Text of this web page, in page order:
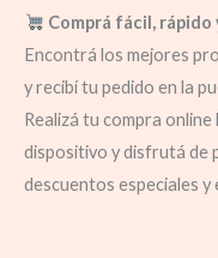
Comprá fácil, rápido
Encontrá los mejores
y recibí tu pedido en la
Realizá tu compra
dispositivo y disfrutá de
descuentos especiales y